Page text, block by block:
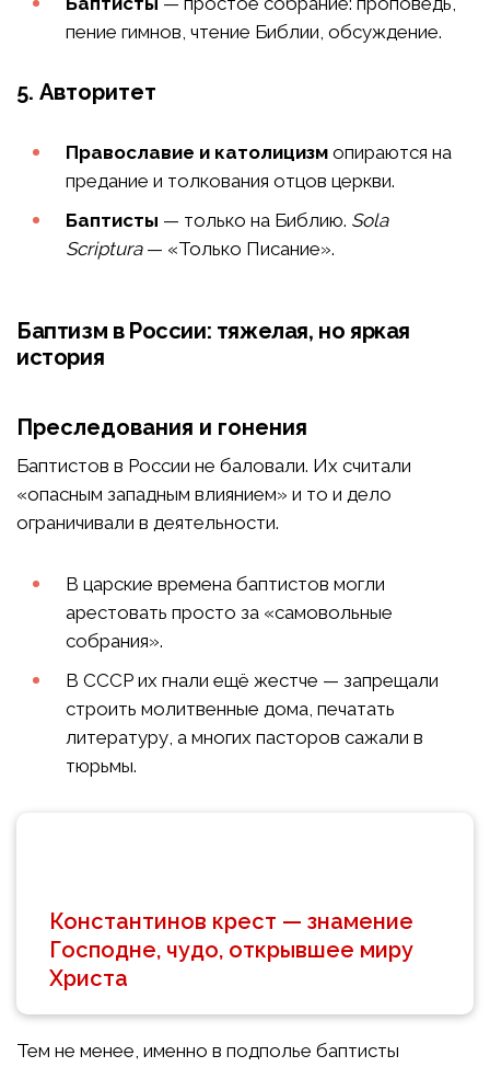
пение гимнов, чтение Библии, обсуждение.
5. Авторитет
Православие и католицизм опираются на
предание и толкования отцов церкви.
Баптисты — только на Библию. Sola
Scriptura— «Только Писание».
Баптизм в России: тяжелая, но яркая
история
Преследования и гонения
Баптистов в России не баловали. Их считали
«опасным западным влиянием» и то и дело
ограничивали в деятельности.
В царские времена баптистов могли
арестовать просто за «самовольные
собрания».
В СССР их гнали ещё жестче — запрещали
строить молитвенные дома, печатать
литературу, а многих пасторов сажали в
тюрьмы.
Константинов крест — знамение
Господне, чудо, открывшее миру
Христа
Тем не менее, именно в подполье баптисты